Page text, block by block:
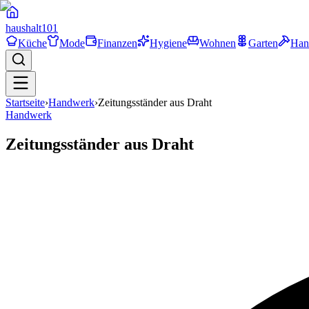
haushalt101
Küche
Mode Finanzen Hygiene Wohnen Garten
Startseite›Handwerk›Zeitungsständer aus Draht
Handwerk
Zeitungsständer aus Draht